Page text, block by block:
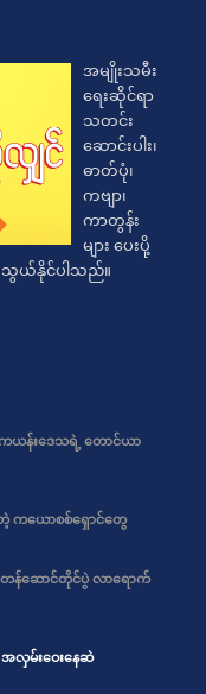
အမျိုးသမီး
ရေးဆိုင်ရာ
သတင်း
ဆောင်းပါး၊
ဓာတ်ပုံ၊
ကဗျာ၊
ကာတွန်း
များ ပေးပို့
ယ်နိုင်ပါသည်။
ကယန်းဒေသရဲ့ တောင်ယာ
ကယောစစ်ရှောင်တွေ
တန်ဆောင်တိုင်ပွဲ လာရောက်
လှမ်းဝေးနေဆဲ